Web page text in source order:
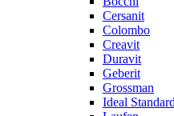
Cersanit
Colombo
Creavit
Duravit
Geberit
Grossman
Ideal Standard